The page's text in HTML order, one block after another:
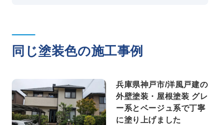
同じ塗装色の施工事例
兵庫県神戸市/洋風戸建の
外壁塗装・屋根塗装 グレ
ー系とベージュ系で丁寧
に塗り上げました